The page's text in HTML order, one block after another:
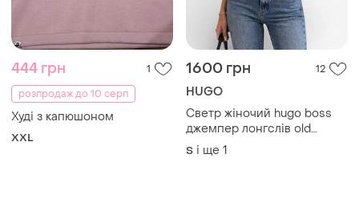
XXL
HUGO
Светр жіночий hugo boss
джемпер лонгслів old
money s m
S і ще 1